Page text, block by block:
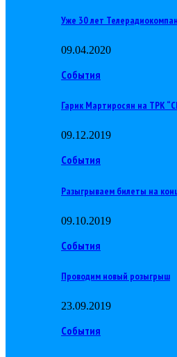
Уже 30 лет
09.04.2020
События
Гарик Мартиросян на ТРК
09.12.2019
События
Разыгрываем билеты на
09.10.2019
События
Проводим новый розыгрыш
23.09.2019
События